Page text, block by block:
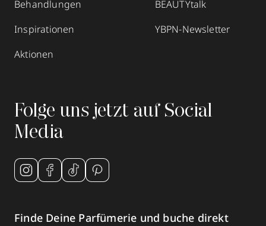
Behandlungen
Inspirationen
Aktionen
BEAUTYtalk
YBPN-Newsletter
Folge uns jetzt auf Social
Media
Finde Deine Parfümerie und buche direkt